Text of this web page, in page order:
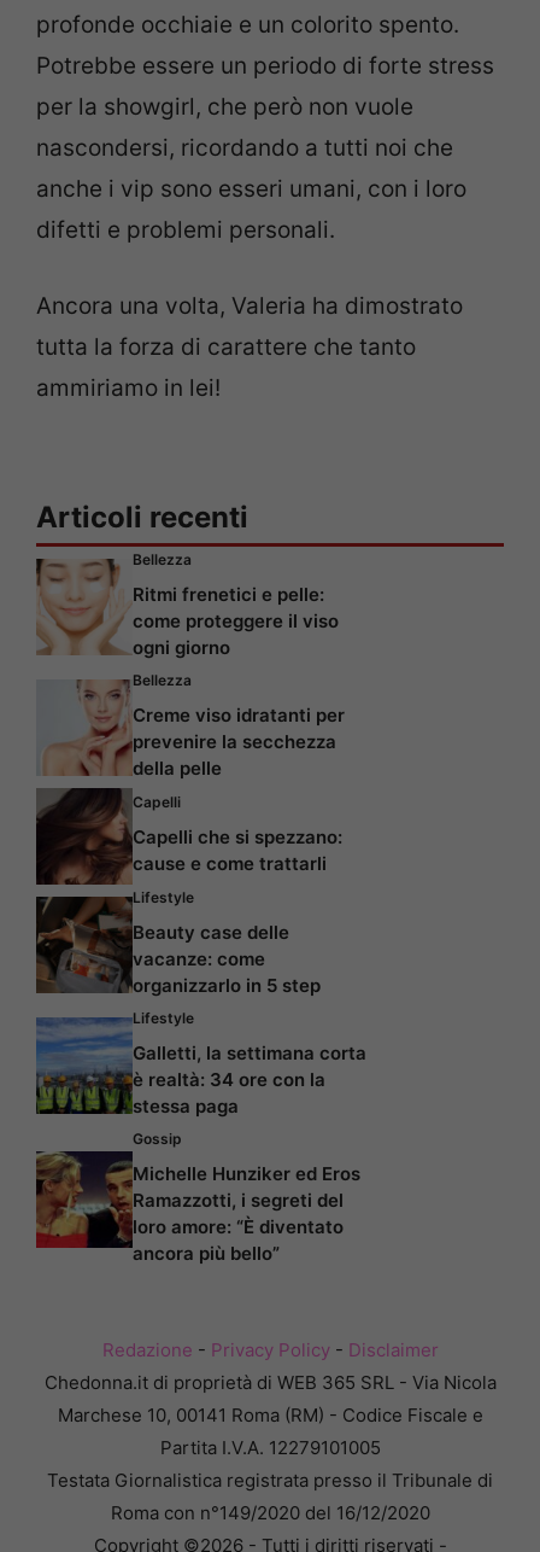
profonde occhiaie e un colorito spento.
Potrebbe essere un periodo di forte stress
per la showgirl, che però non vuole
nascondersi, ricordando a tutti noi che
anche i vip sono esseri umani, con i loro
difetti e problemi personali.
Ancora una volta, Valeria ha dimostrato
tutta la forza di carattere che tanto
ammiriamo in lei!
Articoli recenti
Bellezza
Ritmi frenetici e pelle:
come proteggere il viso
ogni giorno
Bellezza
Creme viso idratanti per
prevenire la secchezza
della pelle
Capelli
Capelli che si spezzano:
cause e come trattarli
Lifestyle
Beauty case delle
vacanze: come
organizzarlo in 5 step
Lifestyle
Galletti, la settimana corta
è realtà: 34 ore con la
stessa paga
Gossip
Michelle Hunziker ed Eros
Ramazzotti, i segreti del
loro amore: “È diventato
ancora più bello”
Redazione - Privacy Policy- Disclaimer
Chedonna.it di proprietà di WEB 365 SRL - Via Nicola
Marchese 10, 00141 Roma (RM) - Codice Fiscale e
Partita I.V.A. 12279101005
Testata Giornalistica registrata presso il Tribunale di
Roma con n°149/2020 del 16/12/2020
Copyright ©2026 - Tutti i diritti riservati -